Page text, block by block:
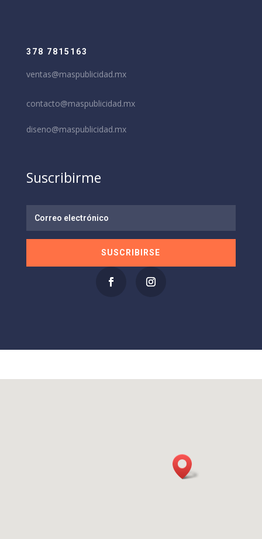
378 7815163
ventas@maspublicidad.mx
contacto@maspublicidad.mx
diseno@maspublicidad.mx
Suscribirme
SUSCRIBIRSE